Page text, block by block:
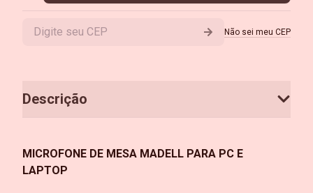
Não sei meu CEP
Descrição
MICROFONE DE MESA MADELL PARA PC E
LAPTOP